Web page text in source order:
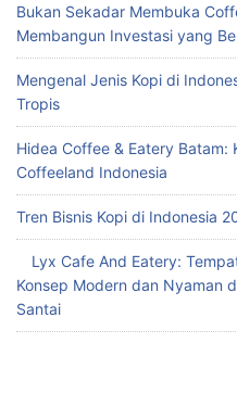
Bukan Sekadar Membuka
Membangun Investasi yang
Mengenal Jenis Kopi di
Tropis
Hidea Coffee & Eatery Batam:
Coffeeland Indonesia
Tren Bisnis Kopi di Indonesia
Lyx Cafe And Eatery:
Konsep Modern dan Nyaman
Santai